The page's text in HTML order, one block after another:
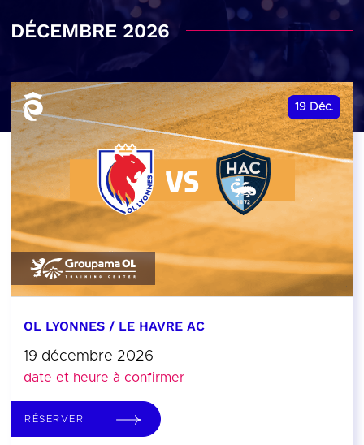
DÉCEMBRE 2026
19 Déc.
OL LYONNES / LE HAVRE AC
19 décembre 2026
date et heure à confirmer
RÉSERVER